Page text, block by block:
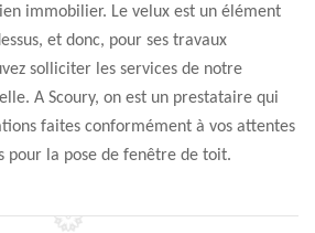
immobilier. Le velux est un élément
et donc, pour ses travaux
solliciter les services de notre
A Scoury, on est un prestataire qui
faites conformément à vos attentes
pour la pose de fenêtre de toit.